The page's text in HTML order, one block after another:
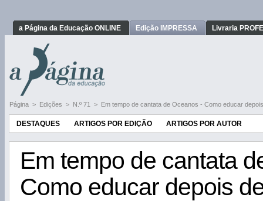
a Página da Educação ONLINE Edição IMPRESSA Livraria
Página > Edições > N.º 71 > Em tempo de cantata de Oceanos - Como educar
DESTAQUES ARTIGOS POR EDIÇÃO ARTIGOS POR AUTOR
Em tempo de cantata
Como educar depois